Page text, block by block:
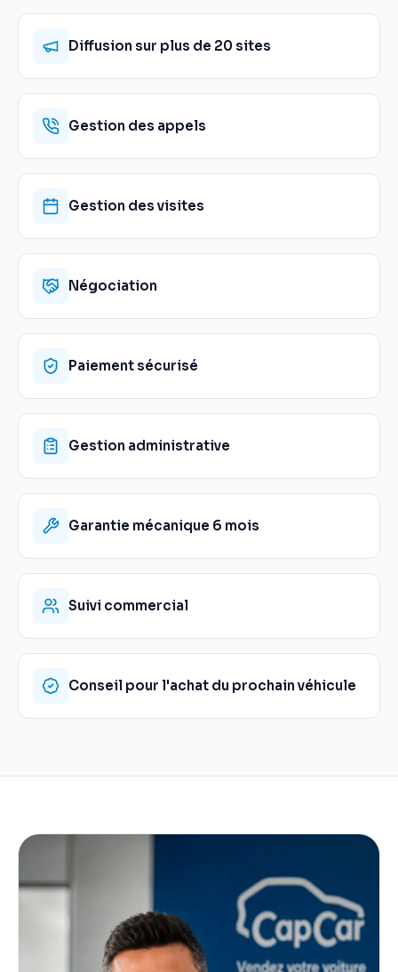
Diffusion sur plus de 20 sites
Gestion des appels
Gestion des visites
Négociation
Paiement sécurisé
Gestion administrative
Garantie mécanique 6 mois
Suivi commercial
Conseil pour l'achat du prochain véhicule